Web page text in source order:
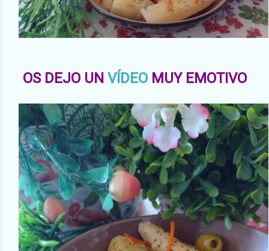
OS DEJO UN VÍDEO MUY EMOTIVO